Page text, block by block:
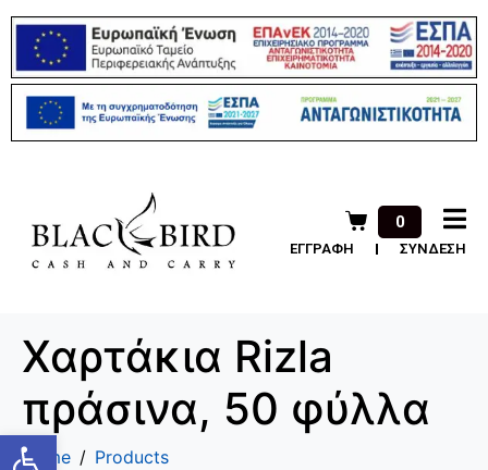
Ανοίξτε τη γραμμή εργαλείων
0
ΕΓΓΡΑΦΗ ΣΥΝΔΕΣΗ
Χαρτάκια Rizla
πράσινα, 50 φύλλα
Home
Products